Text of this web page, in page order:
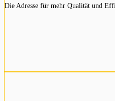
Die Adresse für mehr Qualität und